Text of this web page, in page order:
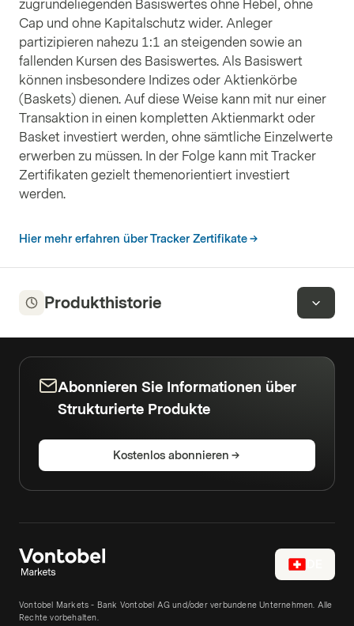
zugrundeliegenden Basiswertes ohne Hebel, ohne
Cap und ohne Kapitalschutz wider. Anleger
partizipieren nahezu 1:1 an steigenden sowie an
fallenden Kursen des Basiswertes. Als Basiswert
können insbesondere Indizes oder Aktienkörbe
(Baskets) dienen. Auf diese Weise kann mit nur einer
Transaktion in einen kompletten Aktienmarkt oder
Basket investiert werden, ohne sämtliche Einzelwerte
erwerben zu müssen. In der Folge kann mit Tracker
Zertifikaten gezielt themenorientiert investiert
werden.
Hier mehr erfahren über Tracker Zertifikate
Produkthistorie
Abonnieren Sie Informationen über
Strukturierte Produkte
Kostenlos abonnieren
Vontobel Markets - Bank Vontobel AG und/oder verbundene Unternehmen. Alle
Rechte vorbehalten.